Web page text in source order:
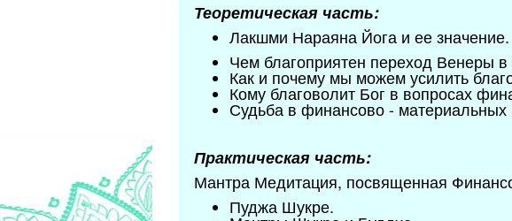
Теоретическая часть:
Лакшми Нараяна Йога и ее значение.
Чем благоприятен переход Венеры
Как и почему мы можем усилить
Кому благоволит Бог в вопросах
Судьба в финансово - материальных
Практическая часть:
Мантра Медитация, посвященная
Пуджа Шукре.